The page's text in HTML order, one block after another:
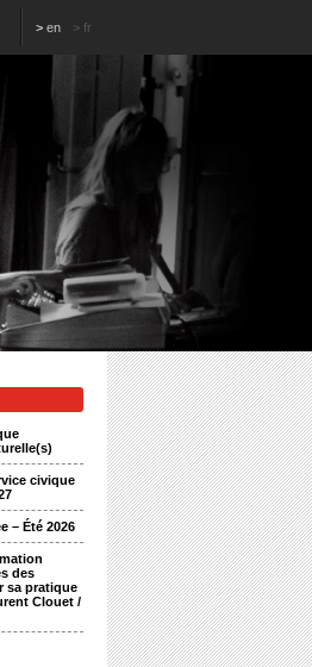
> en > fr
civique
– Été 2026
des
sa pratique
Clouet /